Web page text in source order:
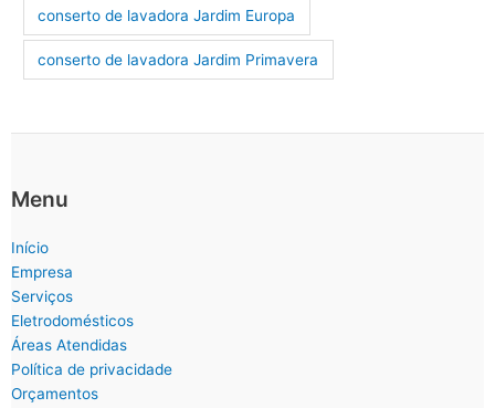
conserto de lavadora Jardim Europa
conserto de lavadora Jardim Primavera
Menu
Início
Empresa
Serviços
Eletrodomésticos
Áreas Atendidas
Política de privacidade
Orçamentos